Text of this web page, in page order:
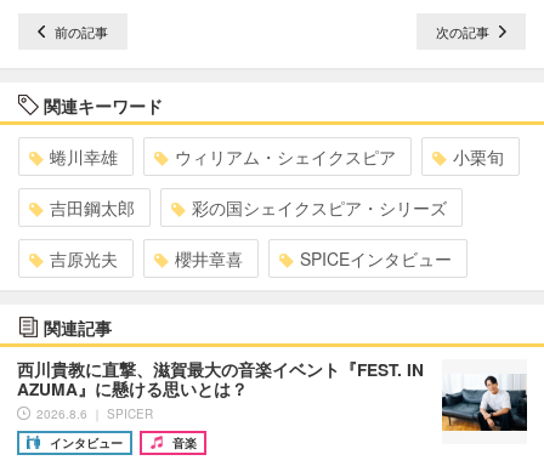
前の記事 次の記事
関連キーワード
蜷川幸雄 ウィリアム・シェイクスピア 小栗旬
吉田鋼太郎 彩の国シェイクスピア・シリーズ
吉原光夫 櫻井章喜 SPICEインタビュー
関連記事
西川貴教に直撃、滋賀最大の音楽イベント『FEST. IN
AZUMA』に懸ける思いとは？
2026.8.6 ｜ SPICER
インタビュー
音楽